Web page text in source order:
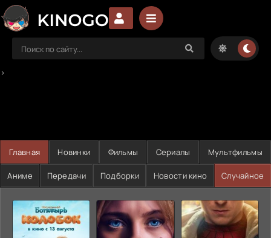
>
Главная Новинки Фильмы Сериалы Мультфильмы
Аниме Передачи Подборки Новости кино Случайное